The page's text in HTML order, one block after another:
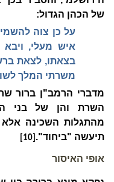
של הכהן הגדול:
על כן צוה
איש מעלי,
בצאתו, לצאת
משרתי המלך
מדברי הרמב"ן ברור
השרת והן של בני
מהתגלות השכינה
תיעשה "ביחוד". [10]
אופי האיסור